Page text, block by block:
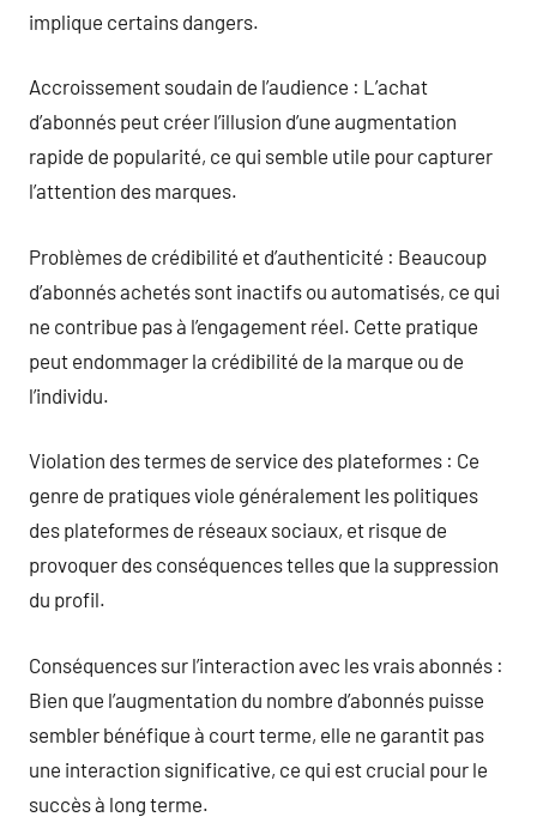
implique certains dangers.
Accroissement soudain de l’audience : L’achat
d’abonnés peut créer l’illusion d’une augmentation
rapide de popularité, ce qui semble utile pour capturer
l’attention des marques.
Problèmes de crédibilité et d’authenticité : Beaucoup
d’abonnés achetés sont inactifs ou automatisés, ce qui
ne contribue pas à l’engagement réel. Cette pratique
peut endommager la crédibilité de la marque ou de
l’individu.
Violation des termes de service des plateformes : Ce
genre de pratiques viole généralement les politiques
des plateformes de réseaux sociaux, et risque de
provoquer des conséquences telles que la suppression
du profil.
Conséquences sur l’interaction avec les vrais abonnés :
Bien que l’augmentation du nombre d’abonnés puisse
sembler bénéfique à court terme, elle ne garantit pas
une interaction significative, ce qui est crucial pour le
succès à long terme.